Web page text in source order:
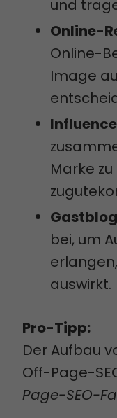
und
Online-
Online-
Image
Marke
bei, um
auswirkt.
Pro-Tipp:
Der Aufbau
Off-Page-
Page-SEO-